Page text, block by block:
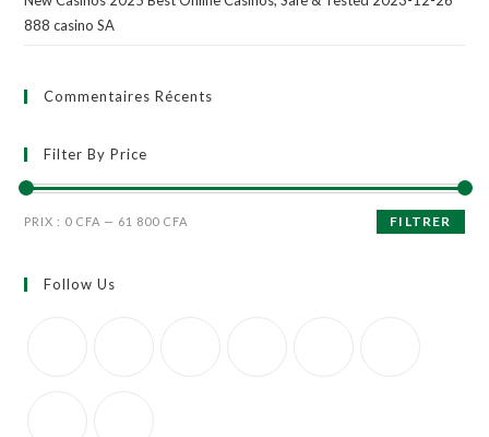
888 casino SA
Commentaires Récents
Filter By Price
FILTRER
PRIX : 0 CFA — 61 800 CFA
Follow Us